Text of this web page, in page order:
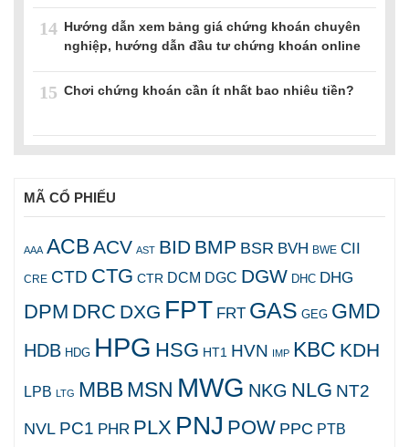
14 Hướng dẫn xem bảng giá chứng khoán chuyên
nghiệp, hướng dẫn đầu tư chứng khoán online
15 Chơi chứng khoán cần ít nhất bao nhiêu tiền?
MÃ CỔ PHIẾU
AAA ACBACV AST BID BMP BSR BVH BWE CII
CRE CTD CTG CTR DCM DGC DGW DHC DHG
DPM DRC DXG FPT FRT GAS GEG GMD
HDB HDG HPG HSG HT1 HVN IMP KBC KDH
LPB LTG MBBMSN MWG NKG NLG NT2
NVL PC1 PHR PLX PNJ POW PPC PTB